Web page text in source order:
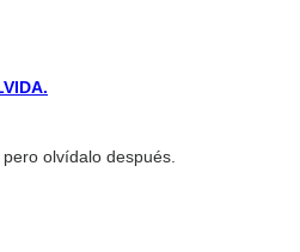
olvídalo después.